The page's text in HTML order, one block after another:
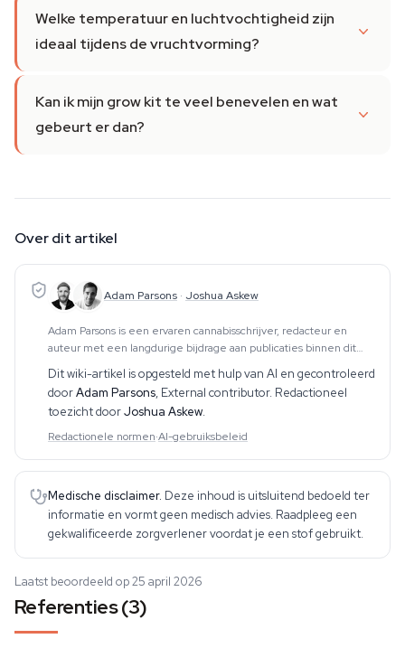
Welke temperatuur en luchtvochtigheid zijn
ideaal tijdens de vruchtvorming?
Kan ik mijn grow kit te veel benevelen en wat
gebeurt er dan?
Over dit artikel
Adam Parsons · Joshua Askew
Adam Parsons is een ervaren cannabisschrijver, redacteur en
auteur met een langdurige bijdrage aan publicaties binnen dit
aanverwante onderwerpen. Hij produce
Dit wiki-artikel is opgesteld met hulp van AI en gecontroleerd
doorAdam Parsons, External contributor. Redactioneel
toezicht doorJoshua Askew.
Redactionele normen·AI-gebruiksbeleid
Medische disclaimer. Deze inhoud is uitsluitend bedoeld ter
informatie en vormt geen medisch advies. Raadpleeg een
gekwalificeerde zorgverlener voordat je een stof gebruikt.
Laatst beoordeeld op 25 april 2026
Referenties (3)